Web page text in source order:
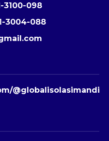
3100-098
3004-088
@globalisolasimandiri